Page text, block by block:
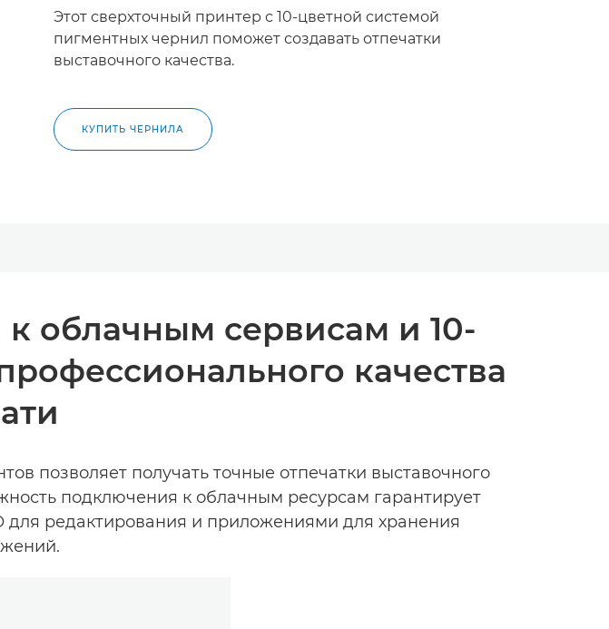
Этот сверхточный принтер с 10-цветной системой
пигментных чернил поможет создавать отпечатки
выставочного качества.
КУПИТЬ ЧЕРНИЛА
облачным сервисам и 10-
качества
позволяет получать точные отпечатки выставочного
подключения к облачным ресурсам гарантирует
редактирования и приложениями для хранения